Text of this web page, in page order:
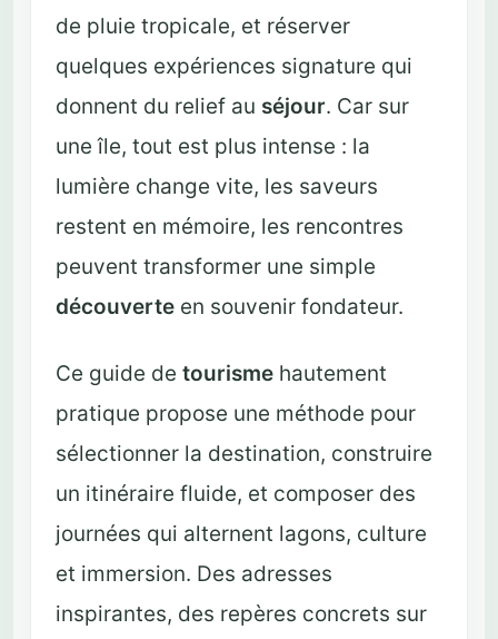
de pluie tropicale, et réserver
quelques expériences signature qui
donnent du relief au séjour. Car sur
une île, tout est plus intense : la
lumière change vite, les saveurs
restent en mémoire, les rencontres
peuvent transformer une simple
découverteen souvenir fondateur.
Ce guide de tourismehautement
pratique propose une méthode pour
sélectionner la destination, construire
un itinéraire fluide, et composer des
journées qui alternent lagons, culture
et immersion. Des adresses
inspirantes, des repères concrets sur